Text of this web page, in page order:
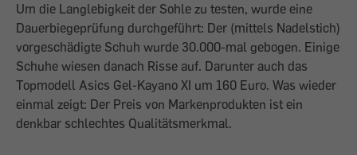
Um die Langlebigkeit der Sohle zu testen, wurde eine
Dauerbiegeprüfung durchgeführt: Der (mittels Nadelstich)
vorgeschädigte Schuh wurde 30.000-mal gebogen. Einige
Schuhe wiesen danach Risse auf. Darunter auch das
Topmodell Asics Gel-Kayano XI um 160 Euro. Was wieder
einmal zeigt: Der Preis von Markenprodukten ist ein
denkbar schlechtes Qualitätsmerkmal.